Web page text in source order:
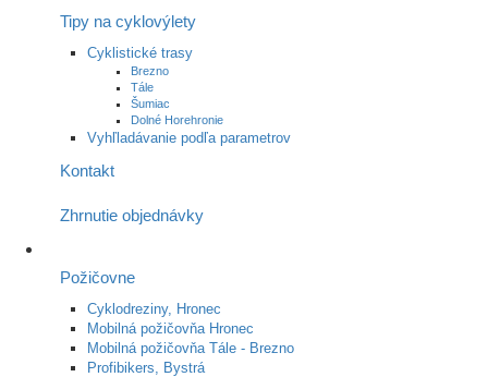
Tipy na cyklovýlety
Cyklistické trasy
Brezno
Tále
Šumiac
Dolné Horehronie
Vyhľladávanie podľa parametrov
Kontakt
Zhrnutie objednávky
Požičovne
Cyklodreziny, Hronec
Mobilná požičovňa Hronec
Mobilná požičovňa Tále - Brezno
Profibikers, Bystrá